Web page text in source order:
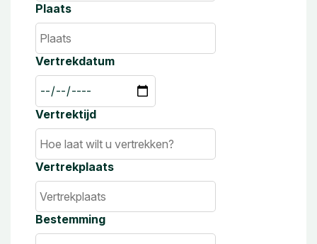
Plaats
Vertrekdatum
Vertrektijd
Vertrekplaats
Bestemming